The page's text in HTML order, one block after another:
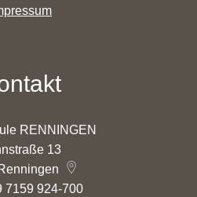
RENNINGEN
13
7159 924-700